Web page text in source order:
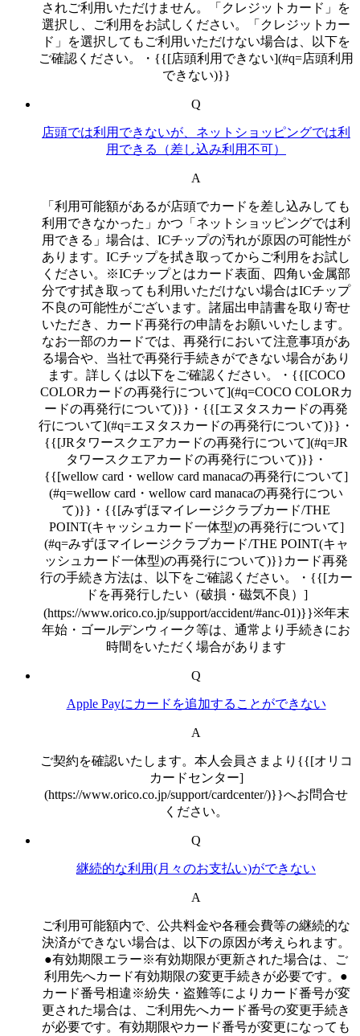
されご利用いただけません。「クレジットカード」を
選択し、ご利用をお試しください。「クレジットカー
ド」を選択してもご利用いただけない場合は、以下を
ご確認ください。・{{[店頭利用できない](#q=店頭利用
できない)}}
Q
店頭では利用できないが、ネットショッピングでは利
用できる（差し込み利用不可）
A
「利用可能額があるが店頭でカードを差し込みしても
利用できなかった」かつ「ネットショッピングでは利
用できる」場合は、ICチップの汚れが原因の可能性が
あります。ICチップを拭き取ってからご利用をお試し
ください。※ICチップとはカード表面、四角い金属部
分です拭き取っても利用いただけない場合はICチップ
不良の可能性がございます。諸届出申請書を取り寄せ
いただき、カード再発行の申請をお願いいたします。
なお一部のカードでは、再発行において注意事項があ
る場合や、当社で再発行手続きができない場合があり
ます。詳しくは以下をご確認ください。・{{[COCO
COLORカードの再発行について](#q=COCO COLORカ
ードの再発行について)}}・{{[エヌタスカードの再発
行について](#q=エヌタスカードの再発行について)}}・
{{[JRタワースクエアカードの再発行について](#q=JR
タワースクエアカードの再発行について)}}・
{{[wellow card・wellow card manacaの再発行について]
(#q=wellow card・wellow card manacaの再発行につい
て)}}・{{[みずほマイレージクラブカード/THE
POINT(キャッシュカード一体型)の再発行について]
(#q=みずほマイレージクラブカード/THE POINT(キャ
ッシュカード一体型)の再発行について)}}カード再発
行の手続き方法は、以下をご確認ください。・{{[カー
ドを再発行したい（破損・磁気不良）]
(https://www.orico.co.jp/support/accident/#anc-01)}}※年末
年始・ゴールデンウィーク等は、通常より手続きにお
時間をいただく場合があります
Q
Apple Payにカードを追加することができない
A
ご契約を確認いたします。本人会員さまより{{[オリコ
カードセンター]
(https://www.orico.co.jp/support/cardcenter/)}}へお問合せ
ください。
Q
継続的な利用(月々のお支払い)ができない
A
ご利用可能額内で、公共料金や各種会費等の継続的な
決済ができない場合は、以下の原因が考えられます。
●有効期限エラー※有効期限が更新された場合は、ご
利用先へカード有効期限の変更手続きが必要です。●
カード番号相違※紛失・盗難等によりカード番号が変
更された場合は、ご利用先へカード番号の変更手続き
が必要です。有効期限やカード番号が変更になっても